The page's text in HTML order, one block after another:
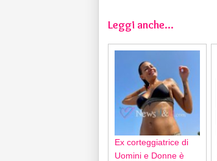
Leggi anche...
Ex corteggiatrice di
Uomini e Donne è